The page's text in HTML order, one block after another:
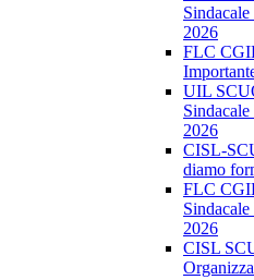
2026
FLC
UIL
2026
CISL-
diamo
FLC
2026
CISL